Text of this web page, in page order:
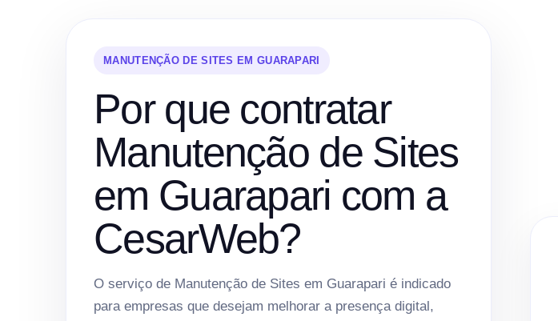
MANUTENÇÃO DE SITES EM GUARAPARI
Por que contratar
Manutenção de Sites
em Guarapari com a
CesarWeb?
O serviço de Manutenção de Sites em Guarapari é indicado
para empresas que desejam melhorar a presença digital,